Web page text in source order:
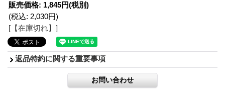
販売価格: 1,845円(税別)
(税込: 2,030円)
[【在庫切れ】]
返品特約に関する重要事項